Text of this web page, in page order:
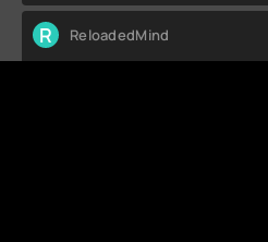
R ReloadedMind
Как-то странно все это,